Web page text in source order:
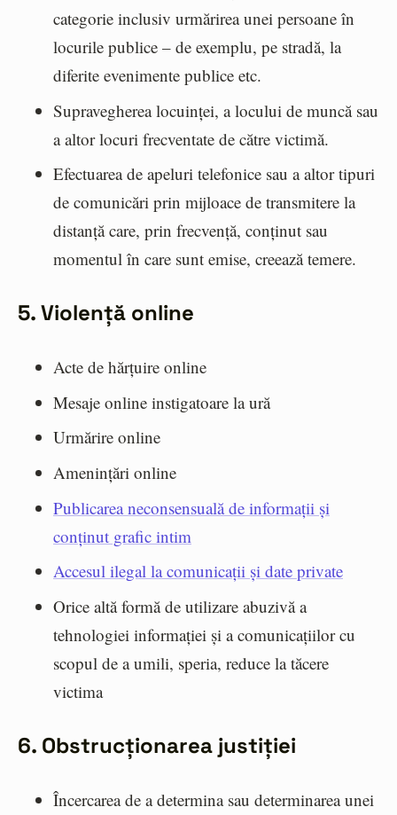
categorie inclusiv urmărirea unei persoane în
locurile publice – de exemplu, pe stradă, la
diferite evenimente publice etc.
Supravegherea locuinței, a locului de muncă sau
a altor locuri frecventate de către victimă.
Efectuarea de apeluri telefonice sau a altor tipuri
de comunicări prin mijloace de transmitere la
distanță care, prin frecvență, conținut sau
momentul în care sunt emise, creează temere.
5. Violență online
Acte de hărțuire online
Mesaje online instigatoare la ură
Urmărire online
Amenințări online
Publicarea neconsensuală de informații și
conținut grafic intim
Accesul ilegal la comunicații și date private
Orice altă formă de utilizare abuzivă a
tehnologiei informației și a comunicațiilor cu
scopul de a umili, speria, reduce la tăcere
victima
6. Obstrucționarea justiției
Încercarea de a determina sau determinarea unei